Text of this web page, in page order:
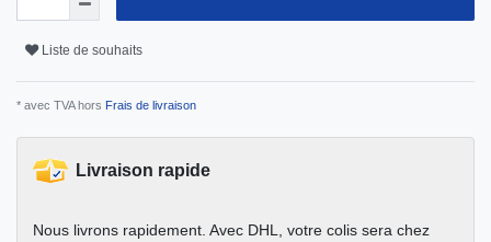
Liste de souhaits
* avec TVA hors Frais de livraison
Livraison rapide
Nous livrons rapidement. Avec DHL, votre colis sera chez